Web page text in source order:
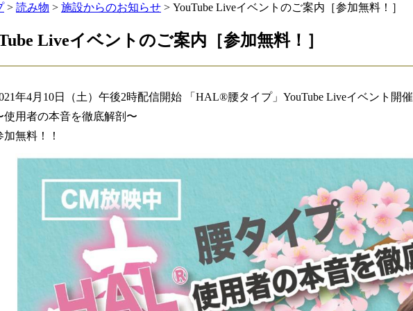
> 読み物 > 施設からのお知らせ > YouTube Liveイベントのご案内［参加無料！］
Liveイベントのご案内［参加無料！］
年4月10日（土）午後2時配信開始 「HAL®︎腰タイプ」YouTube Liveイベント開催
使用者の本音を徹底解剖〜
加無料！！